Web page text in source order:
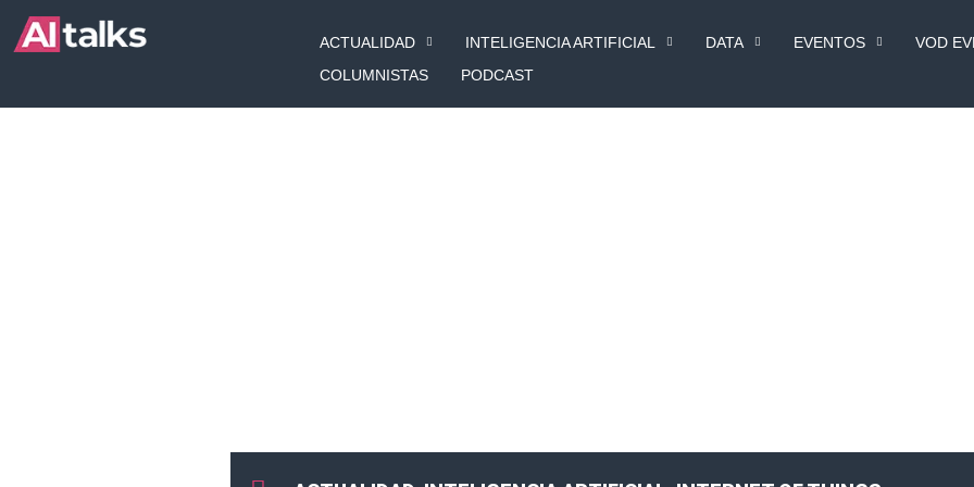
ACTUALIDAD INTELIGENCIA ARTIFICIAL DATA EVENTOS VOD
COLUMNISTAS
PODCAST